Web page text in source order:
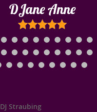
DJane Anne
DJ Straubing